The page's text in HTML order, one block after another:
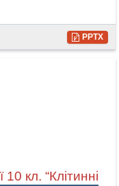
PPTX
кл. “Клітинні